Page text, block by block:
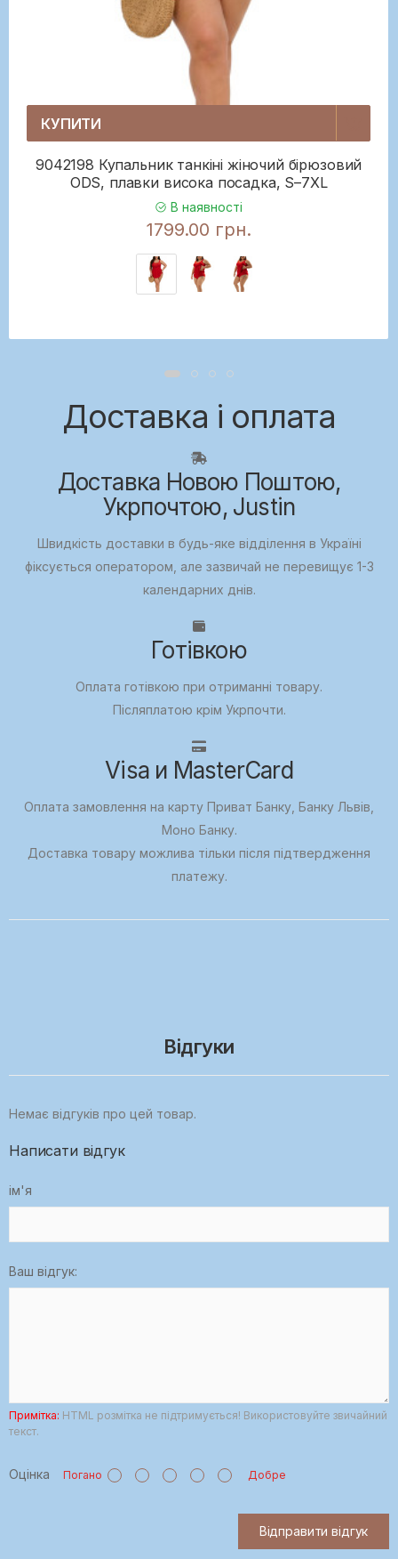
КУПИТИ
9042198 Купальник танкіні жіночий бірюзовий
ODS, плавки висока посадка, S–7XL
В наявності
1799.00 грн.
Доставка і оплата
Доставка Новою Поштою,
Укрпочтою, Justin
Швидкість доставки в будь-яке відділення в Україні
фіксується оператором, але зазвичай не перевищує 1-3
календарних днів.
Готівкою
Оплата готівкою при отриманні товару.
Післяплатою крім Укрпочти.
Visa и MasterCard
Оплата замовлення на карту Приват Банку, Банку Львів,
Моно Банку.
Доставка товару можлива тільки після підтвердження
платежу.
Відгуки
Немає відгуків про цей товар.
Написати відгук
ім'я
Ваш відгук:
Примітка: HTML розмітка не підтримується! Використовуйте звичайний
текст.
Оцінка Погано Добре
Відправити відгук